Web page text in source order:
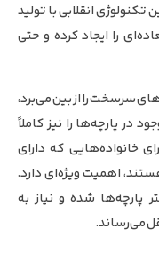
انقلابی با تولید
را ایجاد کرده و حتی
سرسخت را از بین می‌برد،
در پارچه‌ها را نیز کاملاً
خانواده‌هایی که دارای
اهمیت ویژه‌ای دارد.
پارچه‌ها شده و نیاز به
می‌رساند.